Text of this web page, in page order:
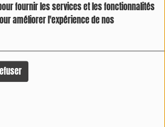
fournir les services et les fonctionnalités
améliorer l'expérience de nos